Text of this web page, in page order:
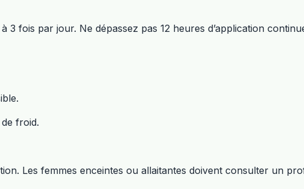
3 fois par jour. Ne dépassez pas 12 heures d’application
froid.
Les femmes enceintes ou allaitantes doivent consulter un